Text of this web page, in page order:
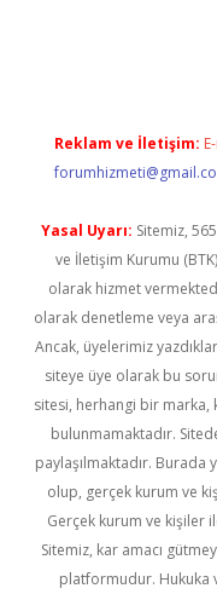
Reklam ve İletişim:
Yasal Uyarı: Sitemiz,
ve İletişim Kurumu
olarak hizmet
olarak denetleme veya
Ancak, üyelerimiz
siteye üye olarak bu
sitesi, herhangi bir marka,
bulunmamaktadır.
paylaşılmaktadır. Burada
olup, gerçek kurum ve
Gerçek kurum ve kişiler
Sitemiz, kar amacı
platformudur. Hukuka